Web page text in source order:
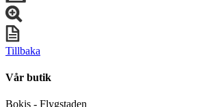
Tillbaka
Vår butik
Bokis - Flygstaden